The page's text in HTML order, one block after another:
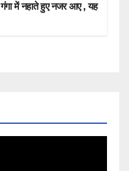
में नहाते हुए नजर आए , यह